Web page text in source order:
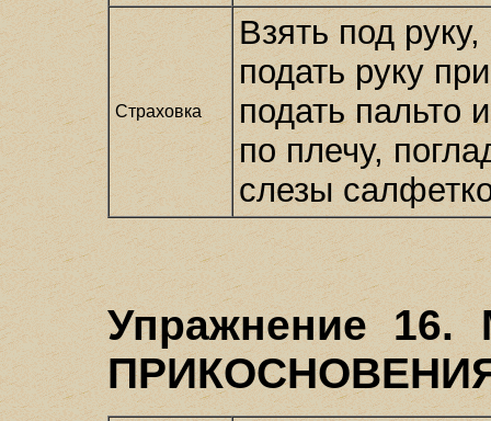
Страховка
Взять под
подать руку
подать пальто
по плечу,
слезы
Упражнение